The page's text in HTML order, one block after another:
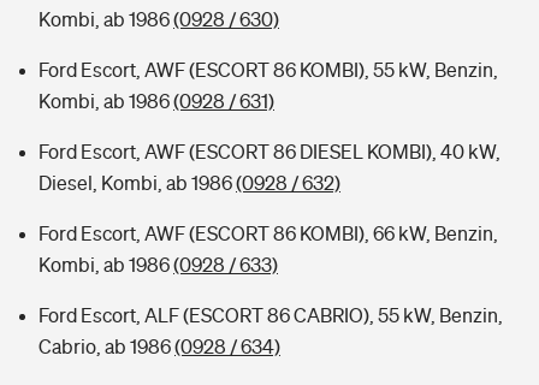
Kombi, ab 1986(0928 / 630)
Ford Escort, AWF (ESCORT 86 KOMBI), 55 kW, Benzin,
Kombi, ab 1986(0928 / 631)
Ford Escort, AWF (ESCORT 86 DIESEL KOMBI), 40 kW,
Diesel, Kombi, ab 1986(0928 / 632)
Ford Escort, AWF (ESCORT 86 KOMBI), 66 kW, Benzin,
Kombi, ab 1986(0928 / 633)
Ford Escort, ALF (ESCORT 86 CABRIO), 55 kW, Benzin,
Cabrio, ab 1986(0928 / 634)